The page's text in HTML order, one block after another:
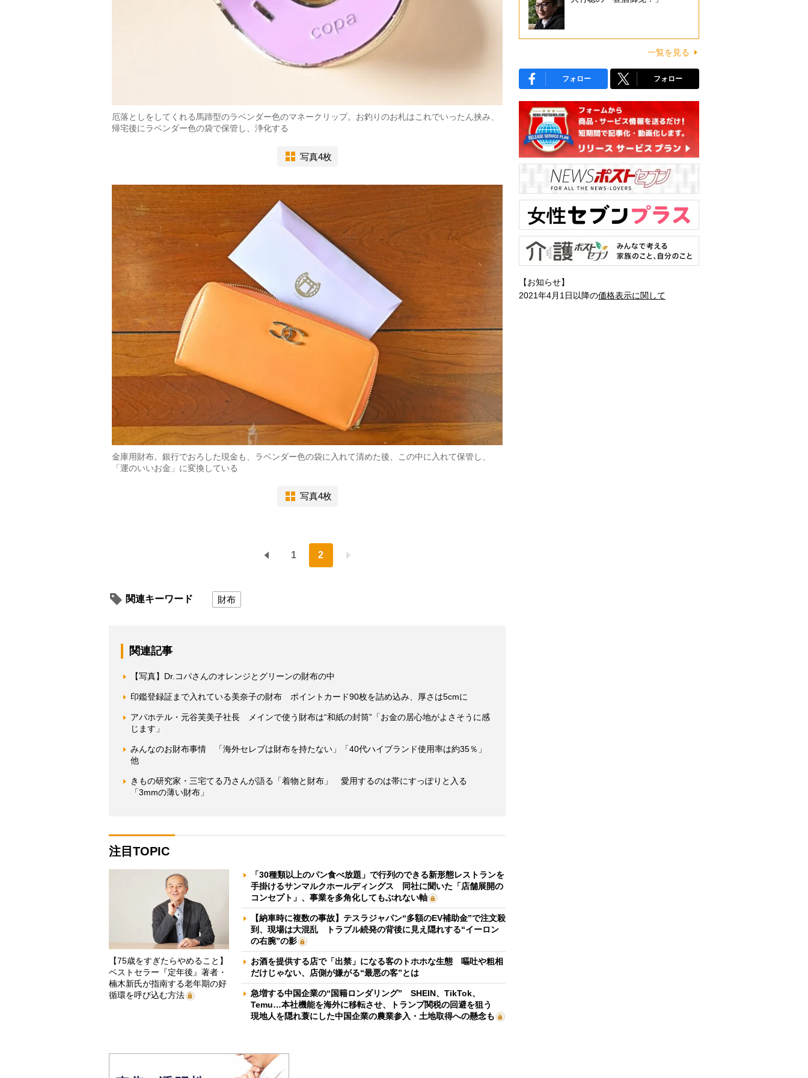
厄落としをしてくれる馬蹄型のラベンダー色のマネークリップ。お釣りのお札はこれでいったん挟み、
帰宅後にラベンダー色の袋で保管し、浄化する
写真4枚
金庫用財布。銀行でおろした現金も、ラベンダー色の袋に入れて清めた後、この中に入れて保管し、
「運のいいお金」に変換している
写真4枚
1 2
関連キーワード 財布
関連記事
【写真】Dr.コパさんのオレンジとグリーンの財布の中
印鑑登録証まで入れている美奈子の財布 ポイントカード90枚を詰め込み、厚さは5cmに
アパホテル・元谷芙美子社長 メインで使う財布は“和紙の封筒”「お金の居心地がよさそうに感
じます」
みんなのお財布事情 「海外セレブは財布を持たない」「40代ハイブランド使用率は約35％」
他
きもの研究家・三宅てる乃さんが語る「着物と財布」 愛用するのは帯にすっぽりと入る
「3mmの薄い財布」
注目TOPIC
【75歳をすぎたらやめること】
ベストセラー『定年後』著者・
楠木新氏が指南する老年期の好
循環を呼び込む方法
「30種類以上のパン食べ放題」で行列のできる新形態レストランを
手掛けるサンマルクホールディングス 同社に聞いた「店舗展開の
コンセプト」、事業を多角化してもぶれない軸
【納車時に複数の事故】テスラジャパン“多額のEV補助金”で注文殺
到、現場は大混乱 トラブル続発の背後に見え隠れする“イーロン
の右腕”の影
お酒を提供する店で「出禁」になる客のトホホな生態 嘔吐や粗相
だけじゃない、店側が嫌がる“最悪の客”とは
急増する中国企業の“国籍ロンダリング” SHEIN、TikTok、
Temu…本社機能を海外に移転させ、トランプ関税の回避を狙う
現地人を隠れ蓑にした中国企業の農業参入・土地取得への懸念も
一覧を見る
フォロー フォロー
【お知らせ】
2021年4月1日以降の価格表示に関して